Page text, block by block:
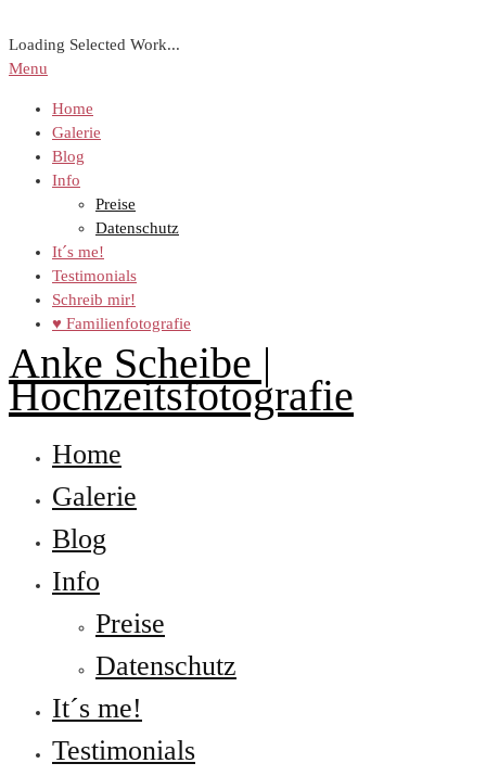
Loading Selected Work...
Menu
Home
Galerie
Blog
Info
Preise
Datenschutz
It´s me!
Testimonials
Schreib mir!
♥ Familienfotografie
Anke Scheibe |
Hochzeitsfotografie
Home
Galerie
Blog
Info
Preise
Datenschutz
It´s me!
Testimonials